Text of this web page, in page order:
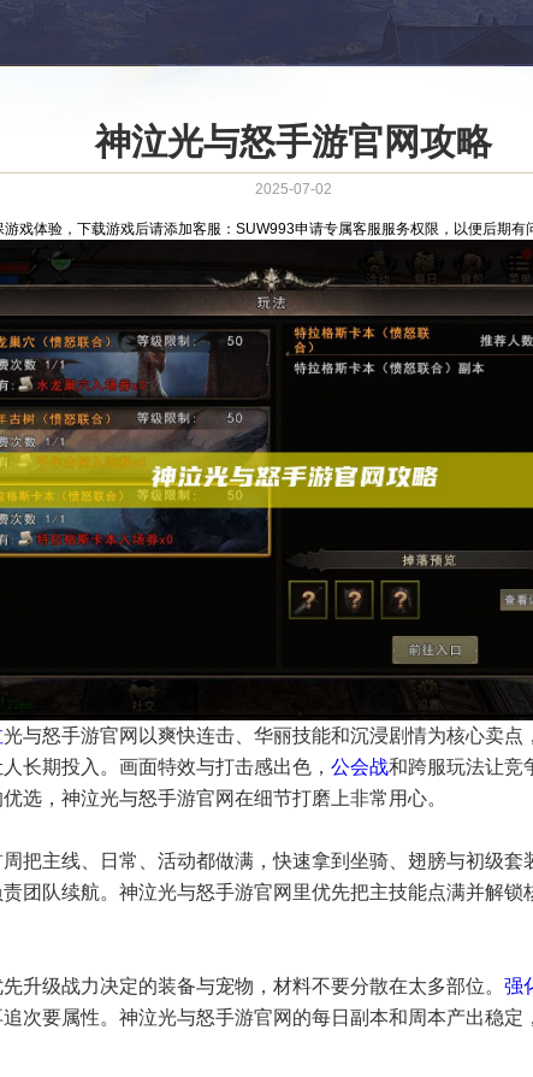
神泣光与怒手游官网攻略
2025-07-02
游戏体验，下载游戏后请添加客服：SUW993申请专属客服服务权限，以便后期有
光与怒手游官网以爽快连击、华丽技能和沉浸剧情为核心卖点，
长期投入。画面特效与打击感出色， 公会战和跨服玩法让竞
选，神泣光与怒手游官网在细节打磨上非常用心。
把主线、日常、活动都做满，快速拿到坐骑、翅膀与初级套
责团队续航。神泣光与怒手游官网里优先把主技能点满并解
升级战力决定的装备与宠物，材料不要分散在太多部位。 强
次要属性。神泣光与怒手游官网的每日副本和周本产出稳定